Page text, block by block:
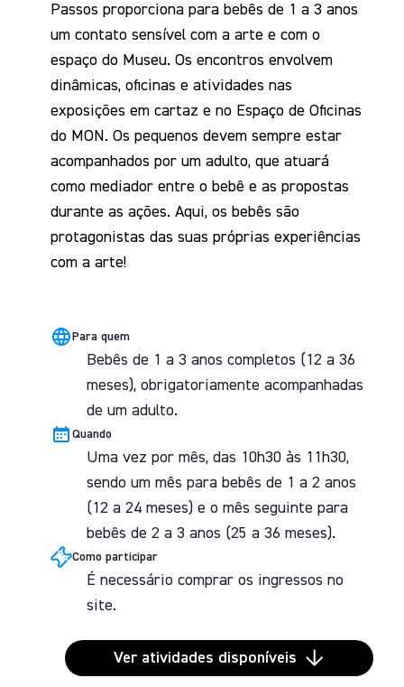
Passos proporciona para bebês de 1 a 3 anos
um contato sensível com a arte e com o
espaço do Museu. Os encontros envolvem
dinâmicas, oficinas e atividades nas
exposições em cartaz e no Espaço de Oficinas
do MON. Os pequenos devem sempre estar
acompanhados por um adulto, que atuará
como mediador entre o bebê e as propostas
durante as ações. Aqui, os bebês são
protagonistas das suas próprias experiências
com a arte!
Para quem
Bebês de 1 a 3 anos completos (12 a 36
meses), obrigatoriamente acompanhadas
de um adulto.
Quando
Uma vez por mês, das 10h30 às 11h30,
sendo um mês para bebês de 1 a 2 anos
(12 a 24 meses) e o mês seguinte para
bebês de 2 a 3 anos (25 a 36 meses).
Como participar
É necessário comprar os ingressos no
site.
Ver atividades disponíveis